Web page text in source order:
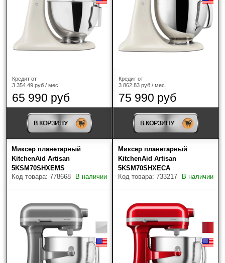
Кредит от
3 354.49 руб / мес.
65 990 руб
В КОРЗИНУ
Кредит от
3 862.83 руб / мес.
75 990 руб
В КОРЗИНУ
Миксер планетарный
KitchenAid Artisan
5KSM70SHXEMS
Код товара: 778668
В наличии
Миксер планетарный
KitchenAid Artisan
5KSM70SHXECA
Код товара: 733217
В наличии